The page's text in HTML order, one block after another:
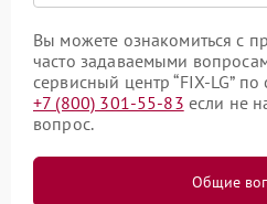
Вы можете ознакомиться с
часто задаваемыми
сервисный центр “FIX-LG”
+7 (800) 301-55-83 если не
вопрос.
Общие